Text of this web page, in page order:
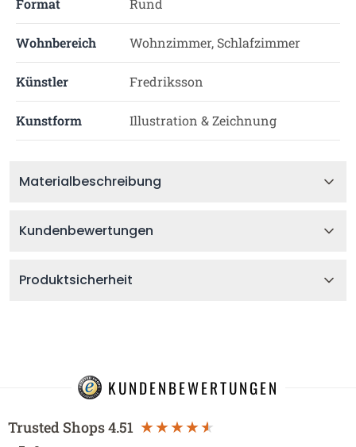
Format Rund
Wohnbereich Wohnzimmer, Schlafzimmer
Künstler Fredriksson
Kunstform Illustration & Zeichnung
Materialbeschreibung
Kundenbewertungen
Produktsicherheit
KUNDENBEWERTUNGEN
Trusted Shops4.51